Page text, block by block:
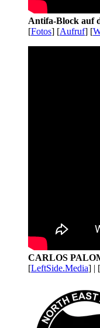
Antifa-Block auf
[Fotos] [Aufruf] [
CARLOS
[LeftSide.Media] | [